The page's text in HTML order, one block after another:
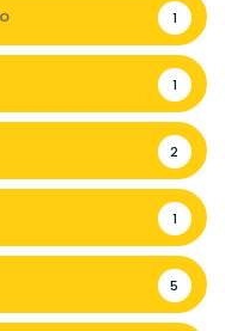
1
1
2
1
5